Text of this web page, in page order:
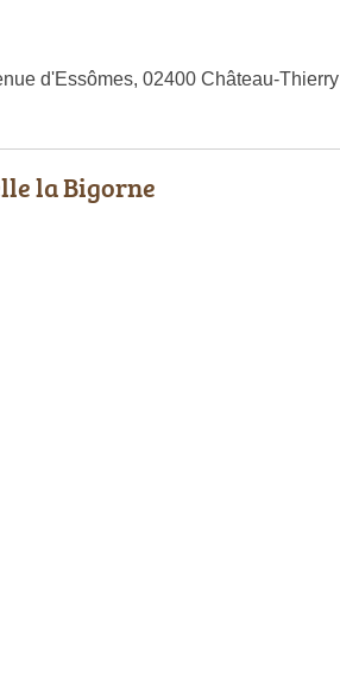
d'Essômes, 02400 Château-Thierry
la Bigorne